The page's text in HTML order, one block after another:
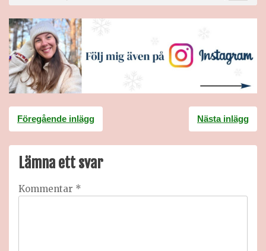
Inläggsnavigering
Föregående inlägg Nästa inlägg
Lämna ett svar
Kommentar *